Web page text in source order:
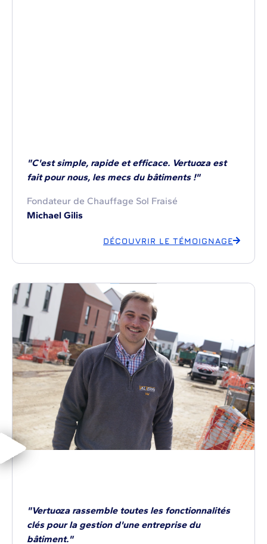
"C'est simple, rapide et efficace. Vertuoza est
fait pour nous, les mecs du bâtiments !"
Fondateur de Chauffage Sol Fraisé
Michael Gilis
DÉCOUVRIR LE TÉMOIGNAGE
"Vertuoza rassemble toutes les fonctionnalités
clés pour la gestion d'une entreprise du
bâtiment."